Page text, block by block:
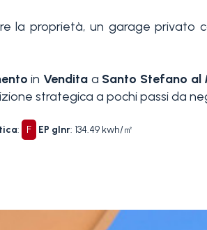
la proprietà, un garage privato
in Venditaa Santo Stefano al
strategica a pochi passi da
: F EP glnr: 134.49 kwh/㎡